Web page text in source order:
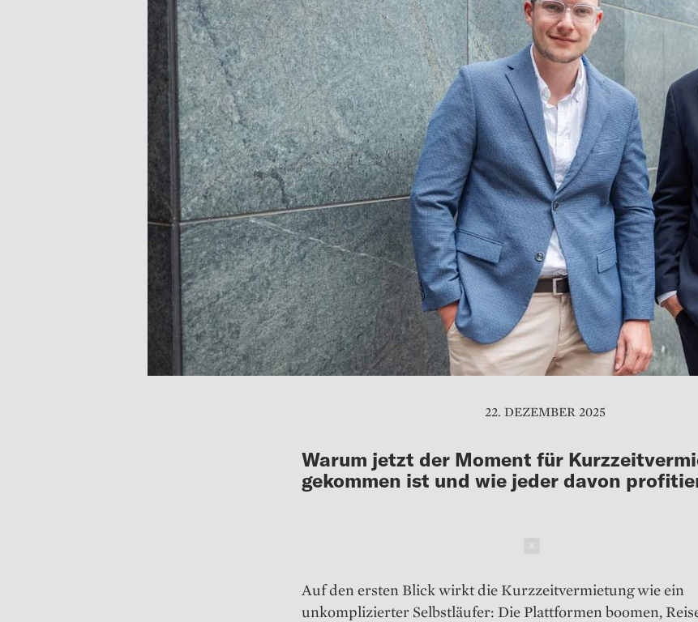
22. DEZEMBER 2025
Warum jetzt der Moment für
gekommen ist und wie jeder davon
Auf den ersten Blick wirkt die Kurzzeitvermietung wie ein
unkomplizierter Selbstläufer: Die Plattformen boomen,